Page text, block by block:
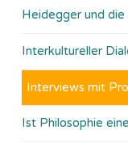
Heidegger und die
Interkultureller
Interviews mit
Ist Philosophie